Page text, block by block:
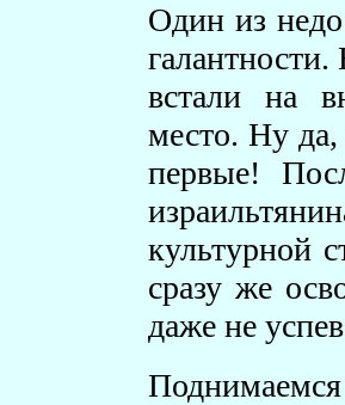
Один из
встали на
место. Ну
первые!
культурной
сразу же
даже не
Поднимаемся